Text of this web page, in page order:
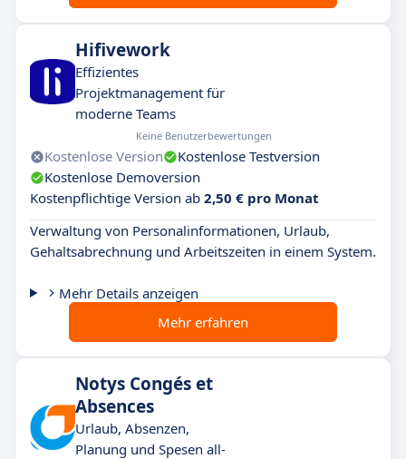
Hifivework
Effizientes
Projektmanagement für
moderne Teams
Keine Benutzerbewertungen
Kostenlose Version
Kostenlose Testversion
Kostenlose Demoversion
Kostenpflichtige Version ab 2,50 € pro Monat
Verwaltung von Personalinformationen, Urlaub,
Gehaltsabrechnung und Arbeitszeiten in einem System.
Mehr Details anzeigen
Mehr erfahren
Notys Congés et
Absences
Urlaub, Absenzen,
Planung und Spesen all-